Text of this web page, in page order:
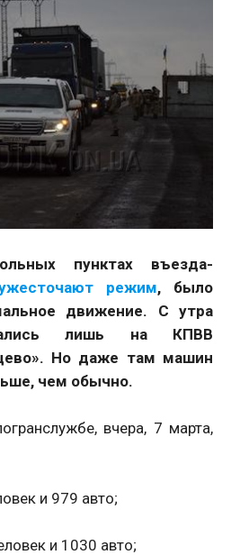
пунктах въезда-
режим, было
движение. С утра
лишь на КПВВ
Но даже там машин
чем обычно.
вчера, 7 марта,
и 979 авто;
и 1030 авто;